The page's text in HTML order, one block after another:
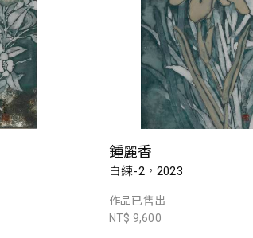
鍾麗香
白練-2，2023
作品已售出
NT$ 9,600